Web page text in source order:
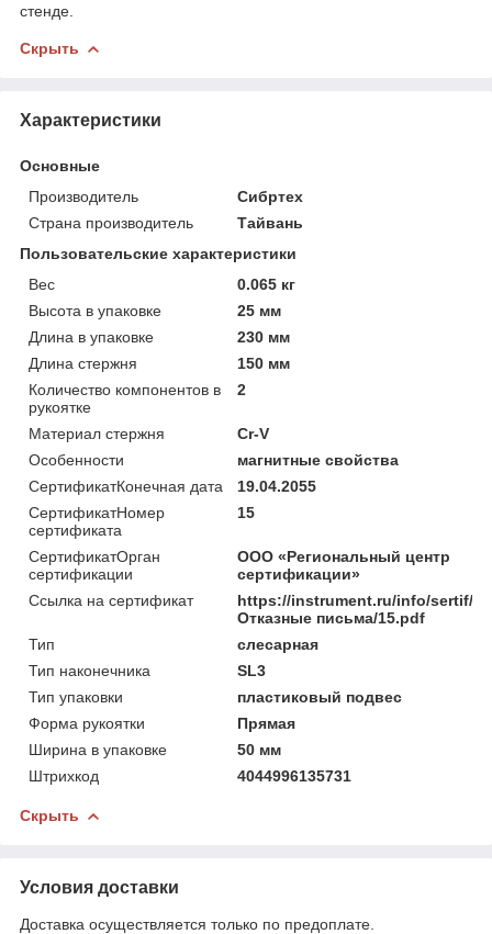
стенде.
Скрыть
Характеристики
Основные
Производитель
Сибртех
Страна производитель
Тайвань
Пользовательские характеристики
Вес
0.065 кг
Высота в упаковке
25 мм
Длина в упаковке
230 мм
Длина стержня
150 мм
Количество компонентов в
рукоятке
2
Материал стержня
Cr-V
Особенности
магнитные свойства
СертификатКонечная дата
19.04.2055
СертификатНомер
сертификата
15
СертификатОрган
сертификации
ООО «Региональный центр
сертификации»
Ссылка на сертификат
https://instrument.ru/info/sertif/
Отказные письма/15.pdf
Тип
слесарная
Тип наконечника
SL3
Тип упаковки
пластиковый подвес
Форма рукоятки
Прямая
Ширина в упаковке
50 мм
Штрихкод
4044996135731
Скрыть
Условия доставки
Доставка осуществляется только по предоплате.